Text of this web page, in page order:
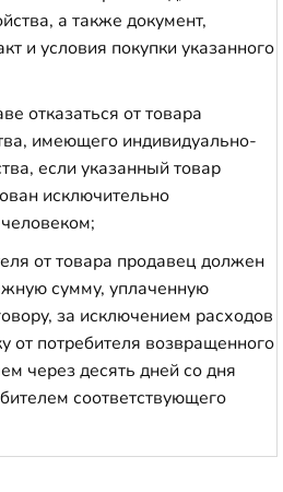
а также документ,
и условия покупки указанного
отказаться от товара
имеющего индивидуально-
если указанный товар
исключительно
от товара продавец должен
сумму, уплаченную
за исключением расходов
от потребителя возвращенного
через десять дней со дня
соответствующего